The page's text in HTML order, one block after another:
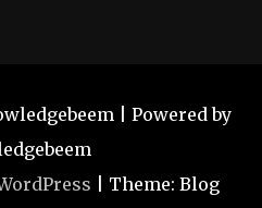
| Powered by
Theme: Blog